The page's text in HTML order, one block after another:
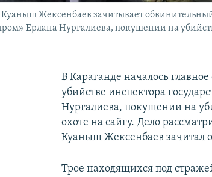
Жексенбаев зачитывает обвинительный
Ерлана Нургалиева, покушении на
В Караганде началось
убийстве инспектора
Нургалиева, покушении на
охоте на сайгу. Дело
Куаныш Жексенбаев зачитал
Трое находящихся под